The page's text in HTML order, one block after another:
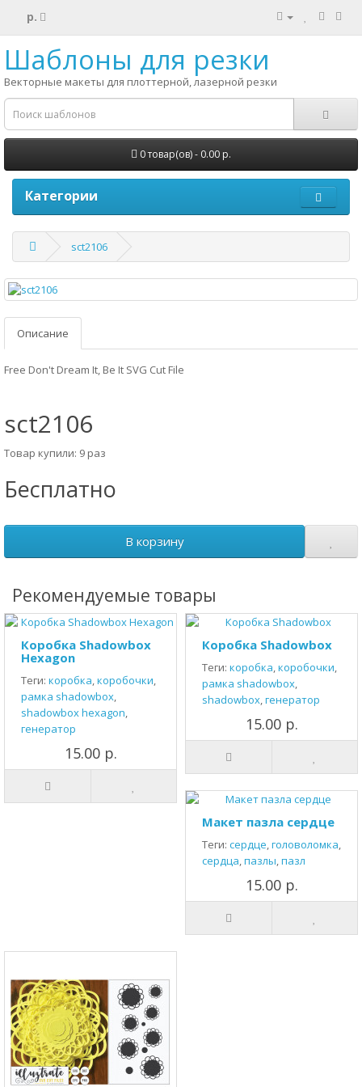
р.
Шаблоны для резки
Векторные макеты для плоттерной, лазерной резки
0 товар(ов) - 0.00 р.
Категории
sct2106
Описание
Free Don't Dream It, Be It SVG Cut File
sct2106
Товар купили: 9 раз
Бесплатно
В корзину
Рекомендуемые товары
Коробка Shadowbox
Hexagon
Теги: коробка,коробочки,
рамка shadowbox,
shadowbox hexagon,
генератор
15.00 р.
Коробка Shadowbox
Теги: коробка,коробочки,
рамка shadowbox,
shadowbox,генератор
15.00 р.
Макет пазла сердце
Теги: сердце,головоломка,
сердца,пазлы,пазл
15.00 р.